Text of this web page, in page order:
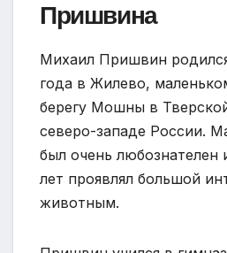
Пришвина
Михаил Пришвин
года в Жилево,
берегу Мошны в
северо-западе России.
был очень любознателен
лет проявлял большой
животным.